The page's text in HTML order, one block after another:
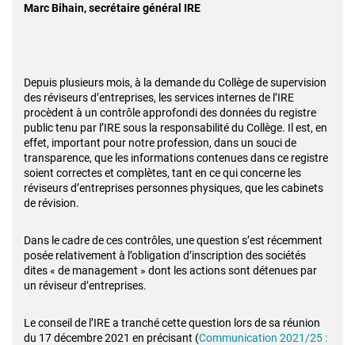
Marc Bihain, secrétaire général IRE
Depuis plusieurs mois, à la demande du Collège de supervision
des réviseurs d’entreprises, les services internes de l’IRE
procèdent à un contrôle approfondi des données du registre
public tenu par l’IRE sous la responsabilité du Collège. Il est, en
effet, important pour notre profession, dans un souci de
transparence, que les informations contenues dans ce registre
soient correctes et complètes, tant en ce qui concerne les
réviseurs d’entreprises personnes physiques, que les cabinets
de révision.
Dans le cadre de ces contrôles, une question s’est récemment
posée relativement à l’obligation d’inscription des sociétés
dites « de management » dont les actions sont détenues par
un réviseur d’entreprises.
Le conseil de l’IRE a tranché cette question lors de sa réunion
du 17 décembre 2021 en précisant (Communication 2021/25 :